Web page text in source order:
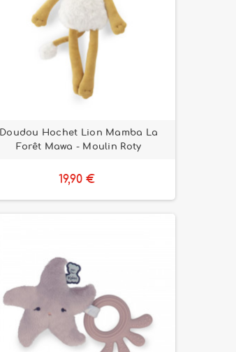
Doudou Hochet Lion Mamba La
Forêt Mawa - Moulin Roty
19,90 €